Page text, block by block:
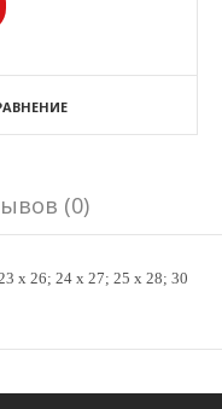
(0)
х 26; 24 х 27; 25 х 28; 30